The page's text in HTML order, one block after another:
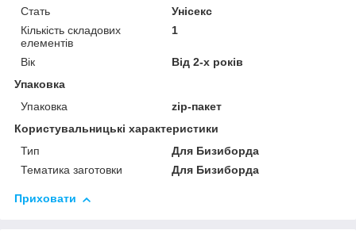
Стать
Унісекс
Кількість складових
елементів
1
Вік
Від 2-х років
Упаковка
Упаковка
zip-пакет
Користувальницькі характеристики
Тип
Для Бизиборда
Тематика заготовки
Для Бизиборда
Приховати